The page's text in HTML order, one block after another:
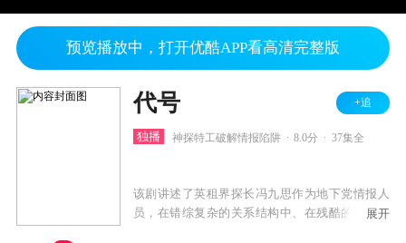
预览播放中，打开优酷APP看高清完整版
代号 +追
独播 神探特工破解情报陷阱 8.0分 37集全
该剧讲述了英租界探长冯九思作为地下党情报人
员，在错综复杂的关系结构中、在残酷的革命环
展开